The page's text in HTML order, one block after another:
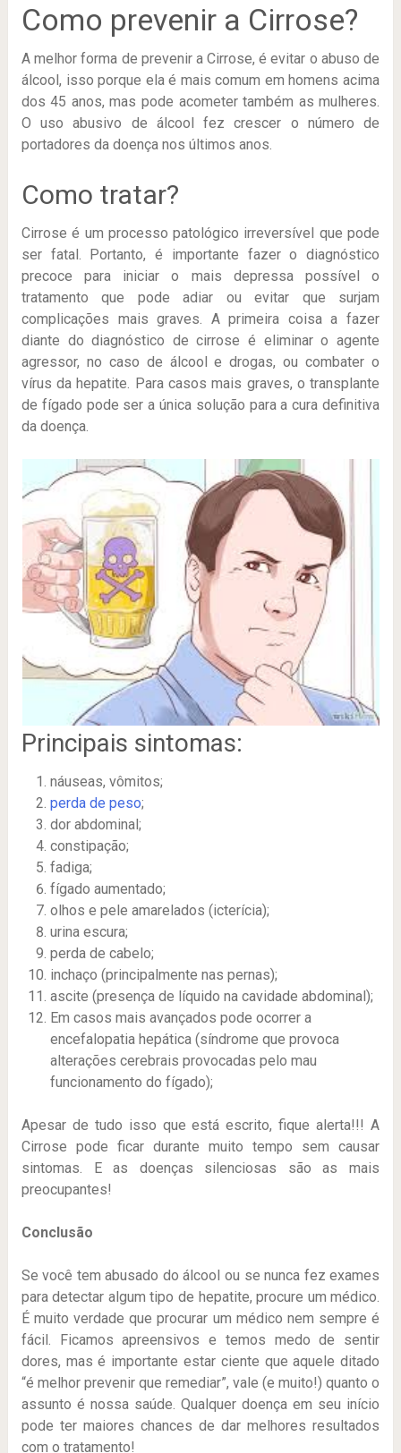
Como prevenir a Cirrose?
A melhor forma de prevenir a Cirrose, é evitar o abuso de
álcool, isso porque ela é mais comum em homens acima
dos 45 anos, mas pode acometer também as mulheres.
O uso abusivo de álcool fez crescer o número de
portadores da doença nos últimos anos.
Como tratar?
Cirrose é um processo patológico irreversível que pode
ser fatal. Portanto, é importante fazer o diagnóstico
precoce para iniciar o mais depressa possível o
tratamento que pode adiar ou evitar que surjam
complicações mais graves. A primeira coisa a fazer
diante do diagnóstico de cirrose é eliminar o agente
agressor, no caso de álcool e drogas, ou combater o
vírus da hepatite. Para casos mais graves, o transplante
de fígado pode ser a única solução para a cura definitiva
da doença.
Principais sintomas:
náuseas, vômitos;
perda de peso;
dor abdominal;
constipação;
fadiga;
fígado aumentado;
olhos e pele amarelados (icterícia);
urina escura;
perda de cabelo;
inchaço (principalmente nas pernas);
ascite (presença de líquido na cavidade abdominal);
Em casos mais avançados pode ocorrer a
encefalopatia hepática (síndrome que provoca
alterações cerebrais provocadas pelo mau
funcionamento do fígado);
Apesar de tudo isso que está escrito, fique alerta!!! A
Cirrose pode ficar durante muito tempo sem causar
sintomas. E as doenças silenciosas são as mais
preocupantes!
Conclusão
Se você tem abusado do álcool ou se nunca fez exames
para detectar algum tipo de hepatite, procure um médico.
É muito verdade que procurar um médico nem sempre é
fácil. Ficamos apreensivos e temos medo de sentir
dores, mas é importante estar ciente que aquele ditado
“é melhor prevenir que remediar”, vale (e muito!) quanto o
assunto é nossa saúde. Qualquer doença em seu início
pode ter maiores chances de dar melhores resultados
com o tratamento!